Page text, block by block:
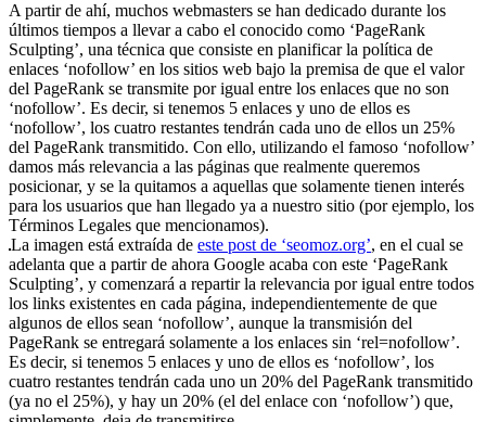
A partir de ahí, muchos webmasters se han dedicado durante los
últimos tiempos a llevar a cabo el conocido como ‘PageRank
Sculpting’, una técnica que consiste en planificar la política de
enlaces ‘nofollow’ en los sitios web bajo la premisa de que el valor
del PageRank se transmite por igual entre los enlaces que no son
‘nofollow’. Es decir, si tenemos 5 enlaces y uno de ellos es
‘nofollow’, los cuatro restantes tendrán cada uno de ellos un 25%
del PageRank transmitido. Con ello, utilizando el famoso ‘nofollow’
damos más relevancia a las páginas que realmente queremos
posicionar, y se la quitamos a aquellas que solamente tienen interés
para los usuarios que han llegado ya a nuestro sitio (por ejemplo, los
Términos Legales que mencionamos).
La imagen está extraída de este post de ‘seomoz.org’, en el cual se
adelanta que a partir de ahora Google acaba con este ‘PageRank
Sculpting’, y comenzará a repartir la relevancia por igual entre todos
los links existentes en cada página, independientemente de que
algunos de ellos sean ‘nofollow’, aunque la transmisión del
PageRank se entregará solamente a los enlaces sin ‘rel=nofollow’.
Es decir, si tenemos 5 enlaces y uno de ellos es ‘nofollow’, los
cuatro restantes tendrán cada uno un 20% del PageRank transmitido
(ya no el 25%), y hay un 20% (el del enlace con ‘nofollow’) que,